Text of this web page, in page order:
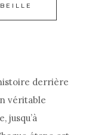
derrière
véritable
jusqu’à